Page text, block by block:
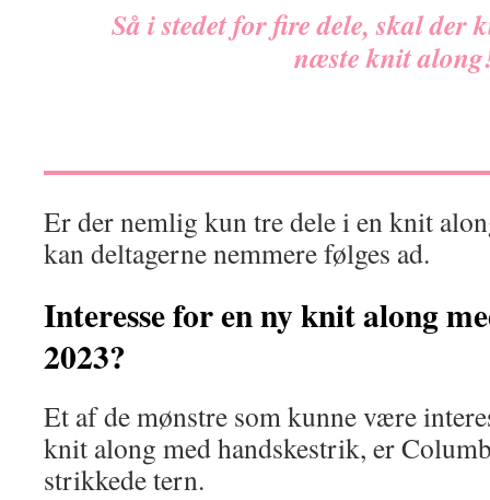
Så i stedet for fire dele, skal der
næste knit
Er der nemlig kun tre dele i en knit
kan deltagerne nemmere følges ad.
Interesse for en ny knit along
2023?
Et af de mønstre som kunne være
knit along med handskestrik, er
strikkede tern.